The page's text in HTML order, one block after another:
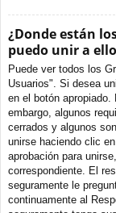
¿Donde están
puedo unir a
Puede ver todos los
Usuarios". Si desea
en el botón
embargo, algunos
cerrados y algunos
unirse haciendo clic
aprobación para
correspondiente. El
seguramente le
continuamente al